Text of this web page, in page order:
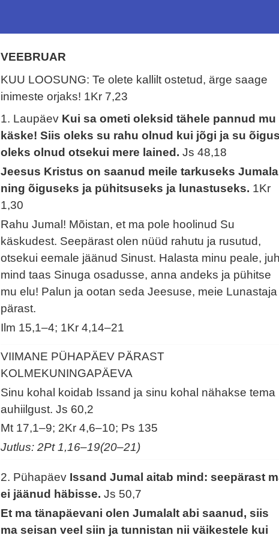
VEEBRUAR
KUU LOOSUNG: Te olete kallilt ostetud, ärge saage
inimeste orjaks! 1Kr 7,23
1. Laupäev Kui sa ometi oleksid tähele pannud mu
käske! Siis oleks su rahu olnud kui jõgi ja su
oleks olnud otsekui mere lained.Js 48,18
Jeesus Kristus on saanud meile tarkuseks
ning õiguseks ja pühitsuseks ja lunastuseks. 1Kr
1,30
Rahu Jumal! Mõistan, et ma pole hoolinud Su
käskudest. Seepärast olen nüüd rahutu ja rusutud,
otsekui eemale jäänud Sinust. Halasta minu peale,
mind taas Sinuga osadusse, anna andeks ja pühitse
mu elu! Palun ja ootan seda Jeesuse, meie Lunastaja
pärast.
Ilm 15,1–4; 1Kr 4,14–21
VIIMANE PÜHAPÄEV PÄRAST
KOLMEKUNINGAPÄEVA
Sinu kohal koidab Issand ja sinu kohal nähakse tema
auhiilgust.Js 60,2
Mt 17,1–9; 2Kr 4,6–10; Ps 135
Jutlus: 2Pt 1,16–19(20–21)
2. Pühapäev Issand Jumal aitab mind: seepärast
ei jäänud häbisse.Js 50,7
Et ma tänapäevani olen Jumalalt abi saanud, siis
ma seisan veel siin ja tunnistan nii väikestele kui